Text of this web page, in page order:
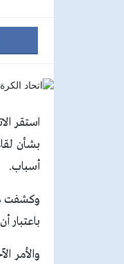
استقر
أسباب.
وكشفت
باعتبار